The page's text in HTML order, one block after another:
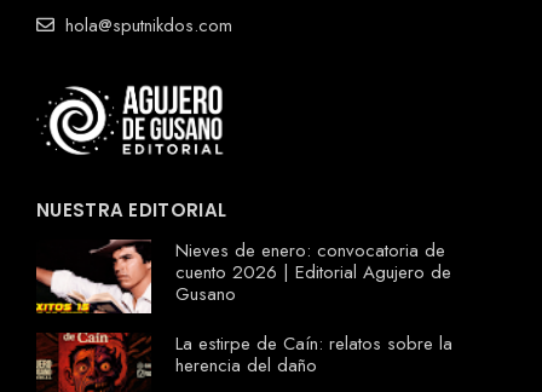
hola@sputnikdos.com
NUESTRA EDITORIAL
Nieves de enero: convocatoria de
cuento 2026 | Editorial Agujero de
Gusano
La estirpe de Caín: relatos sobre la
herencia del daño